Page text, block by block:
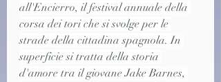
all'Encierro, il festival annuale della
corsa dei tori che si svolge per le
strade della cittadina spagnola. In
superficie si tratta della storia
d'amore tra il giovane Jake Barnes,